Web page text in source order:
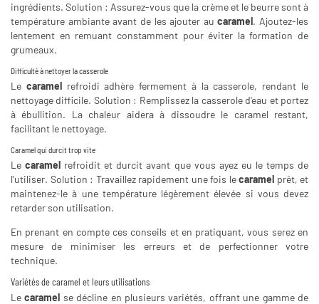
ingrédients. Solution : Assurez-vous que la crème et le beurre sont à
température ambiante avant de les ajouter aucaramel. Ajoutez-les
lentement en remuant constamment pour éviter la formation de
grumeaux.
Difficulté à nettoyer la casserole
Le caramelrefroidi adhère fermement à la casserole, rendant le
nettoyage difficile. Solution : Remplissez la casserole d'eau et portez
à ébullition. La chaleur aidera à dissoudre le caramel restant,
facilitant le nettoyage.
Caramel qui durcit trop vite
Lecaramel refroidit et durcit avant que vous ayez eu le temps de
l'utiliser. Solution : Travaillez rapidement une fois lecaramel prêt, et
maintenez-le à une température légèrement élevée si vous devez
retarder son utilisation.
En prenant en compte ces conseils et en pratiquant, vous serez en
mesure de minimiser les erreurs et de perfectionner votre
technique.
Variétés de caramel et leurs utilisations
Lecaramel se décline en plusieurs variétés, offrant une gamme de